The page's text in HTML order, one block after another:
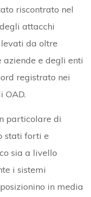
riscontrato nel
attacchi
da oltre
aziende e degli enti
registrato nei
OAD.
particolare di
stati forti e
sia a livello
i sistemi
in media